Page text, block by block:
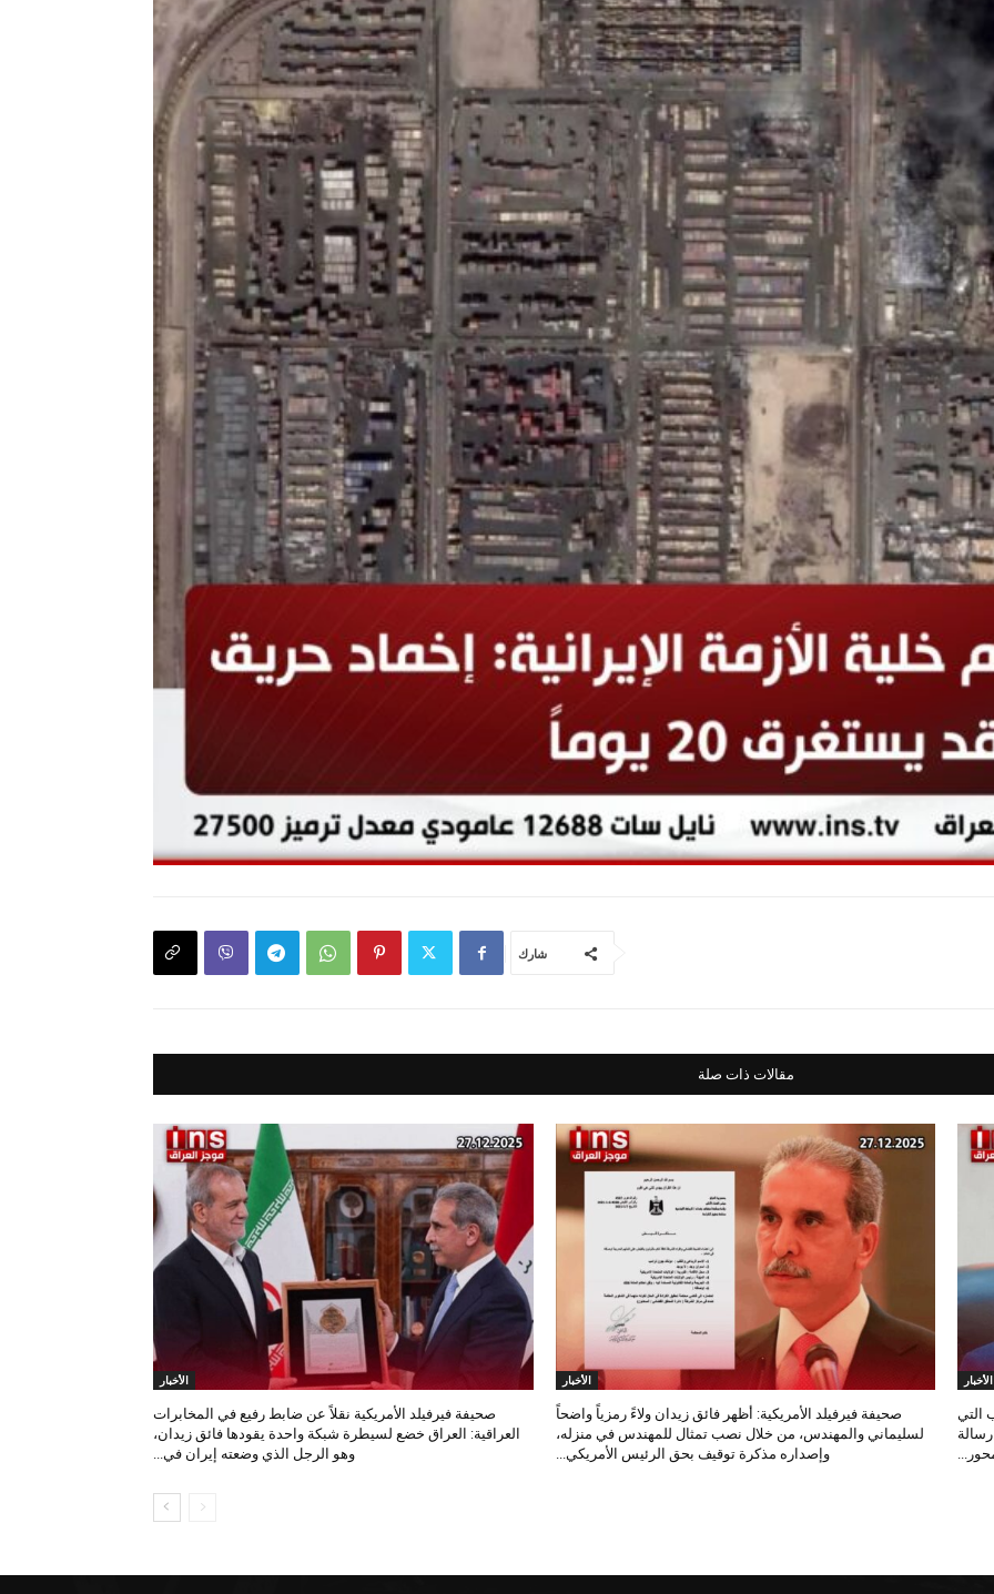
شارك
مقالات ذات صلة
الأخبار
التي
الأخبار
صحيفة فيرفيلد الأمريكية: أظهر فائق زيدان ولاءً رمزياً واضحاً
لسليماني والمهندس، من خلال نصب تمثال للمهندس في منزله،
وإصداره مذكرة توقيف بحق الرئيس الأمريكي...
الأخبار
صحيفة فيرفيلد الأمريكية نقلاً عن ضابط رفيع في المخابرات
العراقية: العراق خضع لسيطرة شبكة واحدة يقودها فائق زيدان،
وهو الرجل الذي وضعته إيران في...